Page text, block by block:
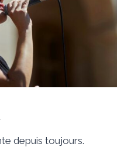
depuis toujours.